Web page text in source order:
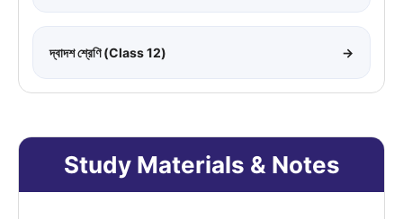
দ্বাদশ শ্রেণি (Class 12) →
Study Materials & Notes